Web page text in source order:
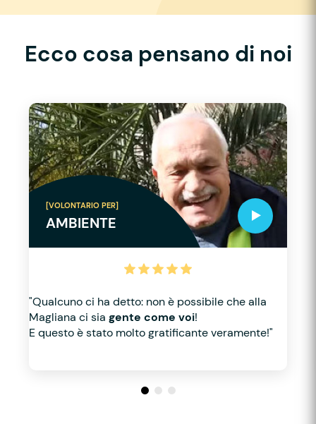
Ecco cosa pensano di noi
[VOLONTARIO PER]
AMBIENTE
"Qualcuno ci ha detto: non è possibile che alla
Magliana ci sia gente come voi!
E questo è stato molto gratificante veramente!"